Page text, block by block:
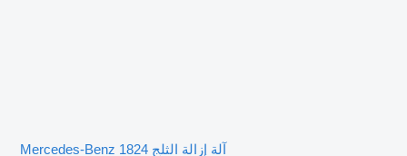
آلة إزالة الثلج Mercedes-Benz 1824